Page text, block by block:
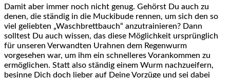
Damit aber immer noch nicht genug. Gehörst Du auch zu
denen, die ständig in die Muckibude rennen, um sich den so
viel geliebten „Waschbrettbauch“ anzutrainieren? Dann
solltest Du auch wissen, das diese Möglichkeit ursprünglich
für unseren Verwandten Urahnen dem Regenwurm
vorgesehen war, um ihm ein schnelleres Vorankommen zu
ermöglichen. Statt also ständig einem Wurm nachzueifern,
besinne Dich doch lieber auf Deine Vorzüge und sei dabei